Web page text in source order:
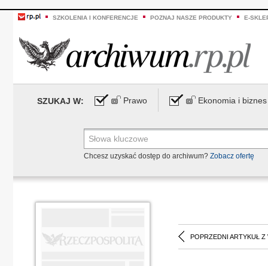
SZKOLENIA I KONFERENCJE POZNAJ NASZE PRODUKTY E-
SZUKAJ W: Prawo Ekonomia i biznes
Chcesz uzyskać dostęp do archiwum? Zobacz ofertę
POPRZEDNI ARTYKUŁ Z